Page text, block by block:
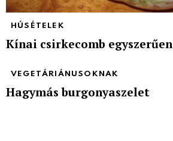
HÚSÉTELEK
Kínai csirkecomb egyszerűen
VEGETÁRIÁNUSOKNAK
Hagymás burgonyaszelet